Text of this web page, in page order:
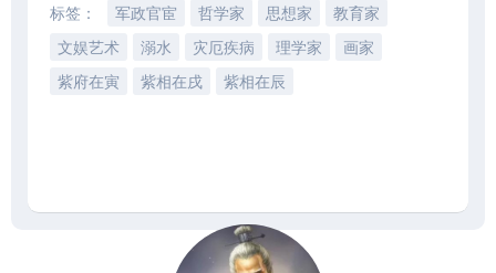
标签： 军政官宦 哲学家 思想家
教育家
文娱艺术
溺水 灾厄疾病 理学家
画家
紫府在寅
紫相在戌 紫相在辰